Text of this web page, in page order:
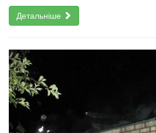
Детальніше